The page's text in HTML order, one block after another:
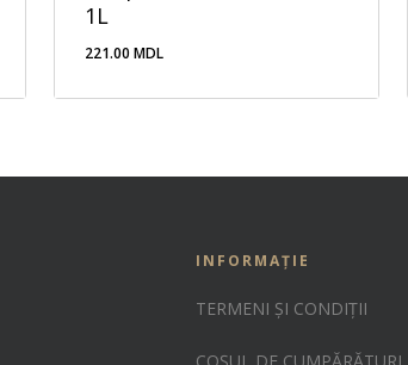
1L
221.00MDL
INFORMAȚIE
TERMENI ȘI CONDIȚII